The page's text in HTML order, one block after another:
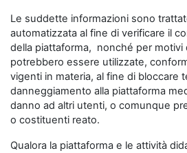
Le suddette informazioni sono
automatizzata al fine di verificare il
della piattaforma, nonché per motivi
potrebbero essere utilizzate,
vigenti in materia, al fine di bloccare
danneggiamento alla piattaforma
danno ad altri utenti, o comunque
o costituenti reato.
Qualora la piattaforma e le attività